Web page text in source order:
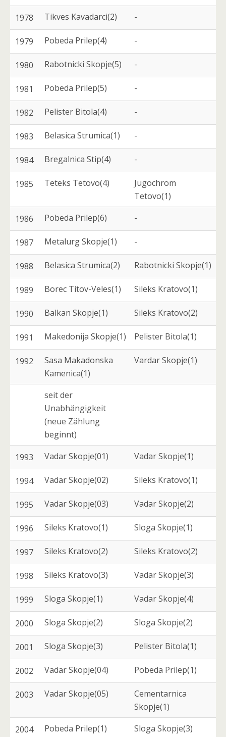
1978 Tikves Kavadarci(2) -
1979 Pobeda Prilep(4) -
1980 Rabotnicki Skopje(5) -
1981 Pobeda Prilep(5) -
1982 Pelister Bitola(4) -
1983 Belasica Strumica(1) -
1984 Bregalnica Stip(4) -
1985 Teteks Tetovo(4)
Jugochrom
Tetovo(1)
1986 Pobeda Prilep(6) -
1987 Metalurg Skopje(1) -
1988 Belasica Strumica(2) Rabotnicki Skopje(1)
1989 Borec Titov-Veles(1) Sileks Kratovo(1)
1990 Balkan Skopje(1) Sileks Kratovo(2)
1991 Makedonija Skopje(1) Pelister Bitola(1)
1992
Sasa Makadonska
Kamenica(1)
Vardar Skopje(1)
seit der
Unabhängigkeit
(neue Zählung
beginnt)
1993 Vadar Skopje(01) Vadar Skopje(1)
1994 Vadar Skopje(02) Sileks Kratovo(1)
1995 Vadar Skopje(03) Vadar Skopje(2)
1996 Sileks Kratovo(1) Sloga Skopje(1)
1997 Sileks Kratovo(2) Sileks Kratovo(2)
1998 Sileks Kratovo(3) Vadar Skopje(3)
1999 Sloga Skopje(1) Vadar Skopje(4)
2000 Sloga Skopje(2) Sloga Skopje(2)
2001 Sloga Skopje(3) Pelister Bitola(1)
2002 Vadar Skopje(04) Pobeda Prilep(1)
2003 Vadar Skopje(05)
Cementarnica
Skopje(1)
2004 Pobeda Prilep(1) Sloga Skopje(3)